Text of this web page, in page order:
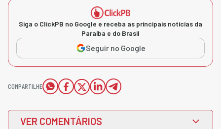
Siga o ClickPB no Google e receba as principais notícias da
Paraíba e do Brasil
Seguir no Google
COMPARTILHE
VER COMENTÁRIOS